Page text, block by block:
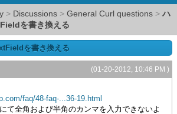
> Discussions > General Curl questions > ハ
を書き換える
を書き換える
(01-20-2012, 10:46 PM )
faq/48-faq-...36-19.html
て全角および半角のカンマを入力できないよ